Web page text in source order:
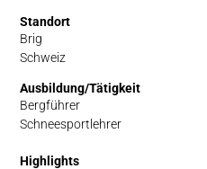
Standort
Brig
Schweiz
Ausbildung/Tätigkeit
Bergführer
Schneesportlehrer
Highlights